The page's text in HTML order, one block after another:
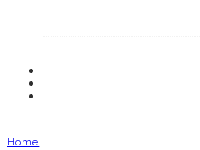
Home